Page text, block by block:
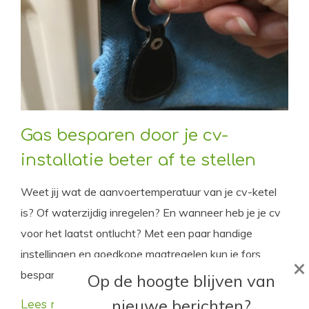
Gas besparen door je cv-
installatie beter af te stellen
Weet jij wat de aanvoertemperatuur van je cv-ketel
is? Of waterzijdig inregelen? En wanneer heb je je cv
voor het laatst ontlucht? Met een paar handige
instellingen en goedkope maatregelen kun je fors
besparen op je gasverbruik.
Lees meer
Op de hoogte blijven van
×